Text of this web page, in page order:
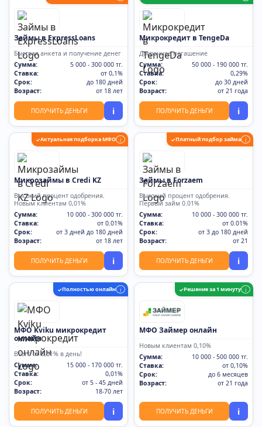
Займы в ExpressLoans
Быстрая анкета и получение денег
Сумма:
5 000 - 300 000 тг.
Ставка:
от 0,1%
Срок:
до 180 дней
Возраст:
от 18 лет
ПОЛУЧИТЬ ДЕНЬГИ i
Микрокредит в TengeDa
Досрочное погашение
Сумма:
50 000 - 190 000 тг.
Ставка:
0,29%
Срок:
до 30 дней
Возраст:
от 21 года
ПОЛУЧИТЬ ДЕНЬГИ i
✓Актуальная подборка МФО i
Микрозаймы в Credi KZ
Высокий процент одобрения.
Новым клиентам 0,01%
Сумма:
10 000 - 300 000 тг.
Ставка:
от 0.01%
Срок:
от 3 дней до 180 дней
Возраст:
от 18 лет
ПОЛУЧИТЬ ДЕНЬГИ i
✓Платный подбор займа i
Займы в Forzaem
Высокий процент одобрения.
Первый займ 0.01%
Сумма:
10 000 - 300 000 тг.
Ставка:
от 0.01%
Срок:
от 3 до 180 дней
Возраст:
от 21
ПОЛУЧИТЬ ДЕНЬГИ i
✓Полностью онлайн i
МФО Kviku микрокредит
онлайн
Всего от 0,01% в день!
Сумма:
15 000 - 170 000 тг.
Ставка:
0,01%
Срок:
от 5 - 45 дней
Возраст:
18-70 лет
ПОЛУЧИТЬ ДЕНЬГИ i
✓Решение за 1 минуту i
МФО Займер онлайн
Новым клиентам 0,10%
Сумма:
10 000 - 500 000 тг.
Ставка:
от 0,10%
Срок:
до 6 месяцев
Возраст:
от 21 года
ПОЛУЧИТЬ ДЕНЬГИ i